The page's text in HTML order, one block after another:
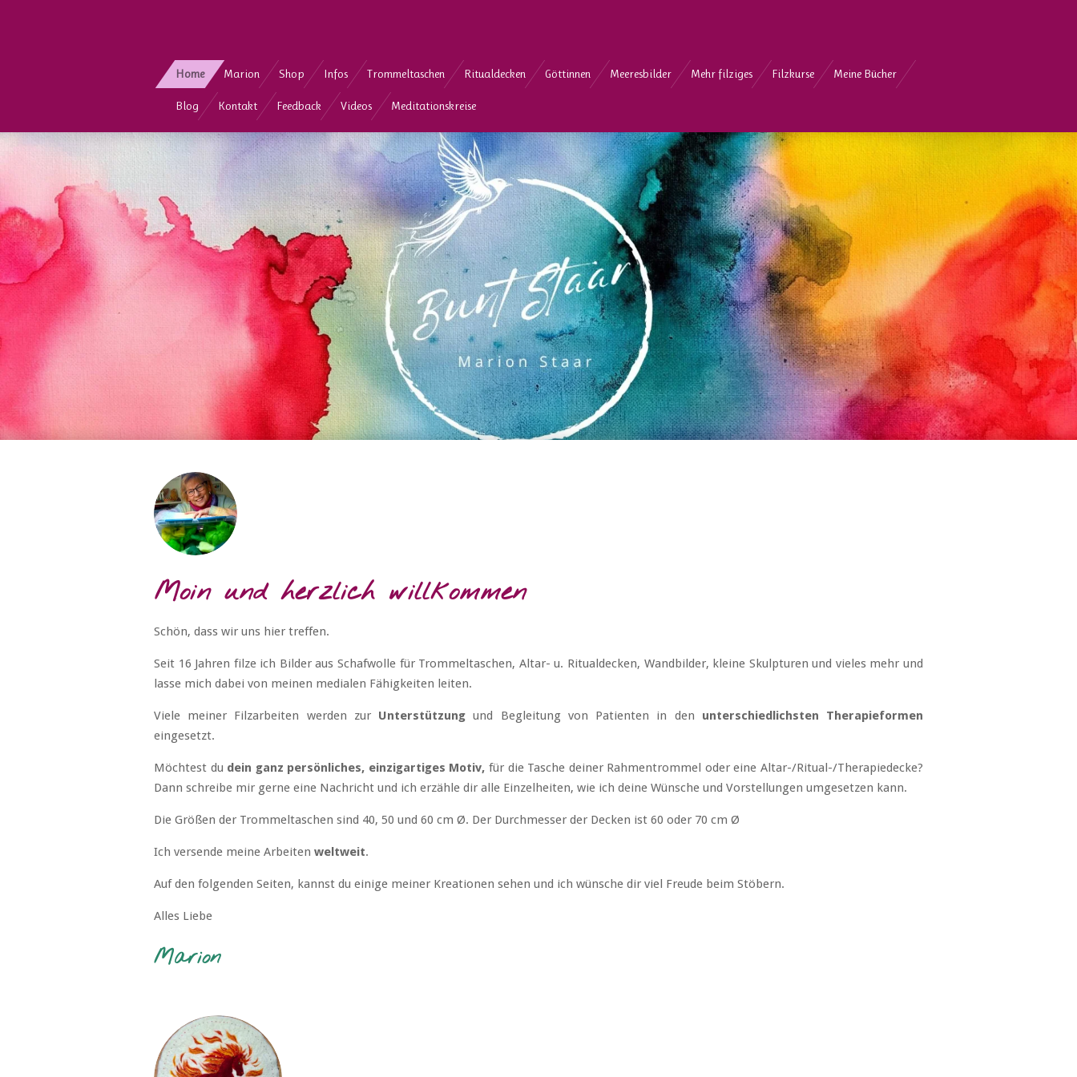
Home Marion Shop Infos Trommeltaschen Ritualdecken Göttinnen Meeresbilder Mehr filziges Filzkurse Meine Bücher
Blog Kontakt Feedback Videos Meditationskreise
Moin und herzlich willkommen
Schön, dass wir uns hier treffen.
Seit 16 Jahren filze ich Bilder aus Schafwolle für Trommeltaschen, Altar- u. Ritualdecken, Wandbilder, kleine Skulpturen und vieles mehr und
lasse mich dabei von meinen medialen Fähigkeiten leiten.
Viele meiner Filzarbeiten werden zur Unterstützung und Begleitung von Patienten in den unterschiedlichsten
Therapieformen
eingesetzt.
Möchtest du dein ganz persönliches, einzigartiges Motiv, für die Tasche deiner Rahmentrommel oder eine Altar-/Ritual-/Therapiedecke?
Dann schreibe mir gerne eine Nachricht und ich erzähle dir alle Einzelheiten, wie ich deine Wünsche und Vorstellungen umgesetzen kann.
Die Größen der Trommeltaschen sind 40, 50 und 60 cm Ø. Der Durchmesser der Decken ist 60 oder 70 cm Ø
Ich versende meine Arbeiten weltweit.
Auf den folgenden Seiten, kannst du einige meiner Kreationen sehen und ich wünsche dir viel Freude beim Stöbern.
Alles Liebe
Marion